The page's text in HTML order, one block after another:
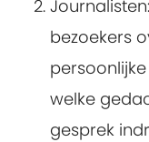
bezoekers
welke
gesprek